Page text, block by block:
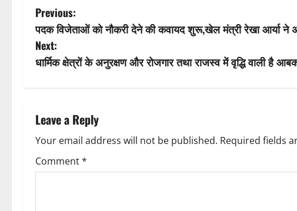
P
o
s
n
a
v
Previous:
पदक विजेताओं को नौकरी देने की कवायद शुरू,खेल मंत्री रेखा आर्या ने
Next:
धार्मिक क्षेत्रों के अनुरक्षण और रोजगार तथा राजस्व में वृद्धि वाली है
Leave a Reply
Your email address will not be published. Required fields
Comment*